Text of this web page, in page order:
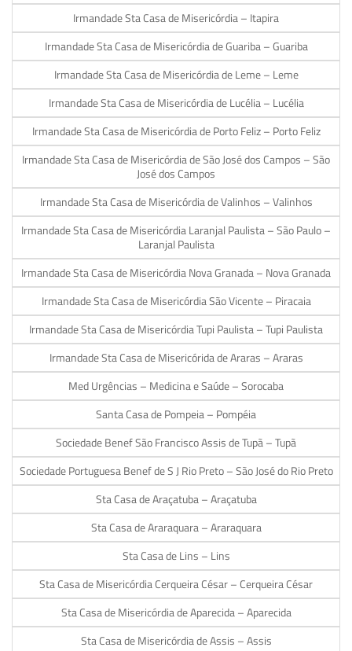
Irmandade Sta Casa de Misericórdia – Itapira
Irmandade Sta Casa de Misericórdia de Guariba – Guariba
Irmandade Sta Casa de Misericórdia de Leme – Leme
Irmandade Sta Casa de Misericórdia de Lucélia – Lucélia
Irmandade Sta Casa de Misericórdia de Porto Feliz – Porto Feliz
Irmandade Sta Casa de Misericórdia de São José dos Campos – São
José dos Campos
Irmandade Sta Casa de Misericórdia de Valinhos – Valinhos
Irmandade Sta Casa de Misericórdia Laranjal Paulista – São Paulo –
Laranjal Paulista
Irmandade Sta Casa de Misericórdia Nova Granada – Nova Granada
Irmandade Sta Casa de Misericórdia São Vicente – Piracaia
Irmandade Sta Casa de Misericórdia Tupi Paulista – Tupi Paulista
Irmandade Sta Casa de Misericórida de Araras – Araras
Med Urgências – Medicina e Saúde – Sorocaba
Santa Casa de Pompeia – Pompéia
Sociedade Benef São Francisco Assis de Tupã – Tupã
Sociedade Portuguesa Benef de S J Rio Preto – São José do Rio Preto
Sta Casa de Araçatuba – Araçatuba
Sta Casa de Araraquara – Araraquara
Sta Casa de Lins – Lins
Sta Casa de Misericórdia Cerqueira César – Cerqueira César
Sta Casa de Misericórdia de Aparecida – Aparecida
Sta Casa de Misericórdia de Assis – Assis